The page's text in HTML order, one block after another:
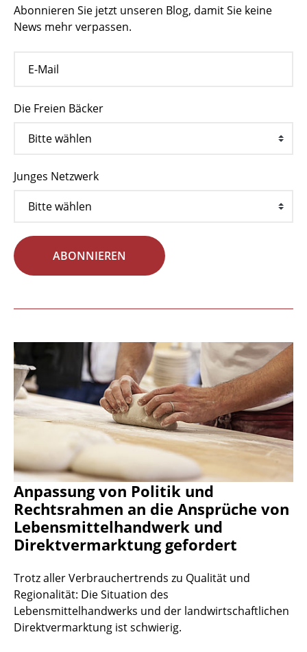
Abonnieren Sie jetzt unseren Blog, damit Sie keine
News mehr verpassen.
Die Freien Bäcker
Junges Netzwerk
ABONNIEREN
Anpassung von Politik und
Rechtsrahmen an die Ansprüche von
Lebensmittelhandwerk und
Direktvermarktung gefordert
Trotz aller Verbrauchertrends zu Qualität und
Regionalität: Die Situation des
Lebensmittelhandwerks und der landwirtschaftlichen
Direktvermarktung ist schwierig.